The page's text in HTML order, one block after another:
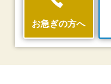
お急ぎの方へ